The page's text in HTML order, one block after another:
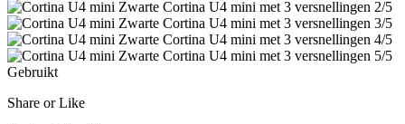
2/5
3/5
4/5
5/5
Gebruikt
Share or Like